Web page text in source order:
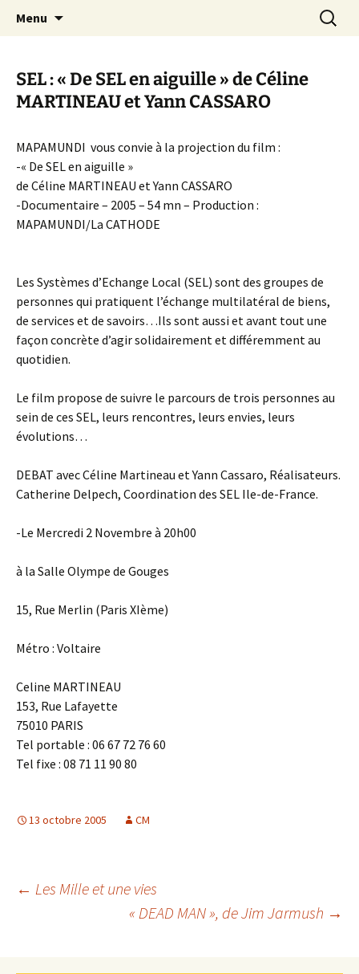
Canal Marches
Menu
SEL : « De SEL en aiguille » de Céline
MARTINEAU et Yann CASSARO
MAPAMUNDI vous convie à la projection du film :
-« De SEL en aiguille »
de Céline MARTINEAU et Yann CASSARO
-Documentaire – 2005 – 54 mn – Production :
MAPAMUNDI/La CATHODE
Les Systèmes d’Echange Local (SEL) sont des groupes de
personnes qui pratiquent l’échange multilatéral de biens,
de services et de savoirs…Ils sont aussi et avant tout une
façon concrète d’agir solidairement et différemment au
quotidien.
Le film propose de suivre le parcours de trois personnes au
sein de ces SEL, leurs rencontres, leurs envies, leurs
évolutions…
DEBAT avec Céline Martineau et Yann Cassaro, Réalisateurs.
Catherine Delpech, Coordination des SEL Ile-de-France.
-Le Mercredi 2 Novembre à 20h00
à la Salle Olympe de Gouges
15, Rue Merlin (Paris XIème)
Métro : Voltaire
Celine MARTINEAU
153, Rue Lafayette
75010 PARIS
Tel portable : 06 67 72 76 60
Tel fixe : 08 71 11 90 80
13 octobre 2005 CM
Navigation
← Les Mille et une vies
« DEAD MAN », de Jim Jarmush →